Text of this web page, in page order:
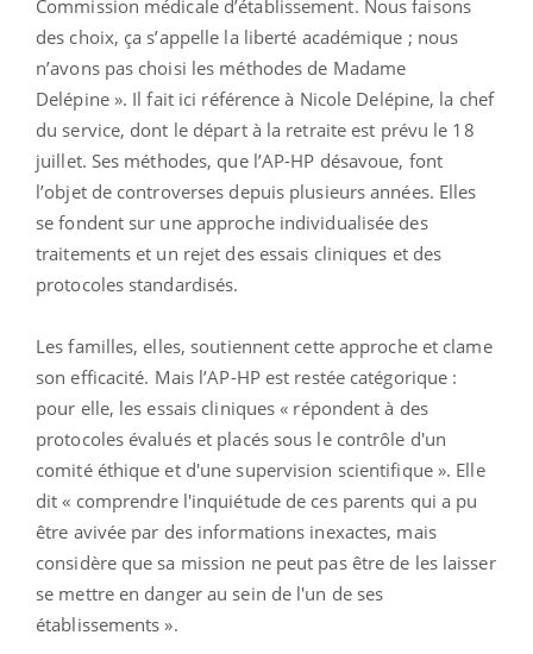
Commission médicale d’établissement. Nous faisons
des choix, ça s’appelle la liberté académique ; nous
n’avons pas choisi les méthodes de Madame
Delépine ». Il fait ici référence à Nicole Delépine, la chef
du service, dont le départ à la retraite est prévu le 18
juillet. Ses méthodes, que l’AP-HP désavoue, font
l’objet de controverses depuis plusieurs années. Elles
se fondent sur une approche individualisée des
traitements et un rejet des essais cliniques et des
protocoles standardisés.
Les familles, elles, soutiennent cette approche et clame
son efficacité. Mais l’AP-HP est restée catégorique :
pour elle, les essais cliniques « répondent à des
protocoles évalués et placés sous le contrôle d'un
comité éthique et d'une supervision scientifique ». Elle
dit « comprendre l'inquiétude de ces parents qui a pu
être avivée par des informations inexactes, mais
considère que sa mission ne peut pas être de les laisser
se mettre en danger au sein de l'un de ses
établissements ».